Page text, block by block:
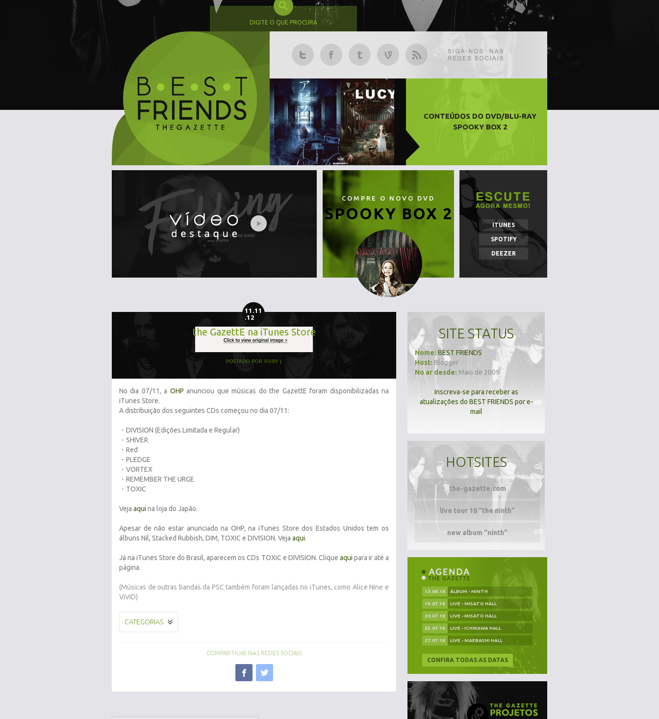
DIGITE O QUE PROCURA
CONTEÚDOS DO DVD/BLU-RAY
SPOOKY BOX 2
COMPRE O NOVO DVD
SPOOKY BOX 2
ITUNES
SPOTIFY
DEEZER
11.11
.12
the GazettE na iTunes Store
POSTADO POR RUBY
No dia 07/11, a OHP anunciou que músicas do the GazettE foram disponibilizadas na
iTunes Store.
A distribuição dos seguintes CDs começou no dia 07/11:
・DIVISION (Edições Limitada e Regular)
・SHIVER
・Red
・PLEDGE
・VORTEX
・REMEMBER THE URGE
・TOXIC
Veja aqui na loja do Japão.
Apesar de não estar anunciado na OHP, na iTunes Store dos Estados Unidos tem os
álbuns Nil, Stacked Rubbish, DIM, TOXIC e DIVISION. Veja aqui.
Já na iTunes Store do Brasil, aparecem os CDs TOXIC e DIVISION. Clique aqui para ir até a
página.
(Músicas de outras bandas da PSC também foram lançadas no iTunes, como Alice Nine e
ViViD)
CATEGORIAS
COMPARTILHE NAS REDES SOCIAIS
SITE STATUS
Nome: BEST FRIENDS
Host: Blogger
No ar desde: Maio de 2009
Inscreva-se para receber as
atualizações do BEST FRIENDS por e-
mail
HOTSITES
the-gazette.com
live tour 18 "the ninth"
new album "ninth"
13.06.18 ÁLBUM - NINTH
19.07.18 LIVE - MISATO HALL
20.07.18 LIVE - MISATO HALL
25.07.18 LIVE - ICHIKAWA HALL
27.07.18 LIVE - MAEBASHI HALL
CONFIRA TODAS AS DATAS